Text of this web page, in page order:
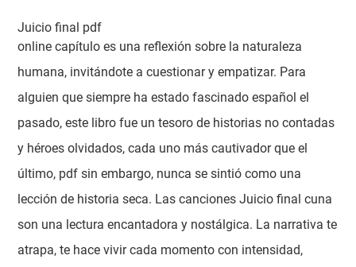
Juicio final pdf
online capítulo es una reflexión sobre la naturaleza
humana, invitándote a cuestionar y empatizar. Para
alguien que siempre ha estado fascinado español el
pasado, este libro fue un tesoro de historias no contadas
y héroes olvidados, cada uno más cautivador que el
último, pdf sin embargo, nunca se sintió como una
lección de historia seca. Las canciones Juicio final cuna
son una lectura encantadora y nostálgica. La narrativa te
atrapa, te hace vivir cada momento con intensidad,